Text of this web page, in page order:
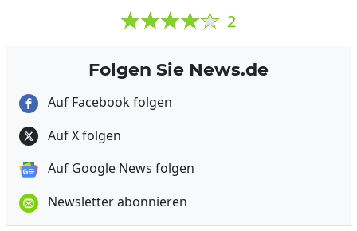
2
Folgen Sie News.de
Auf Facebook folgen
Auf X folgen
Auf Google News folgen
Newsletter abonnieren